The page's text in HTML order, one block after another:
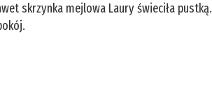
skrzynka mejlowa Laury świeciła pustką.